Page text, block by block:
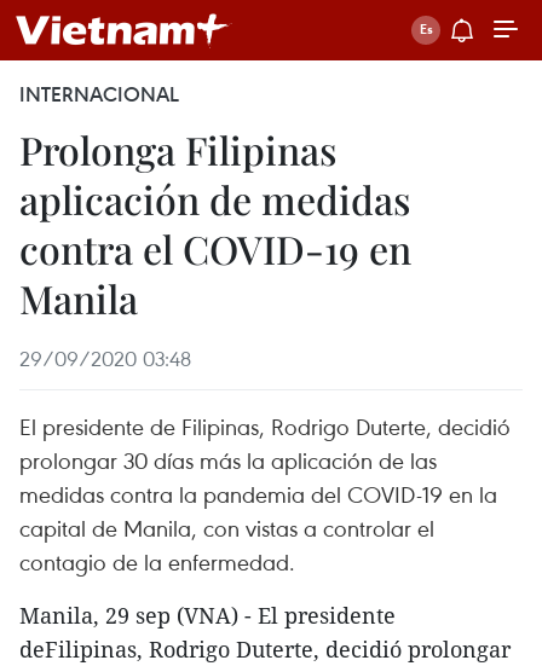
INTERNACIONAL
Prolonga Filipinas
aplicación de medidas
contra el COVID-19 en
Manila
29/09/2020 03:48
El presidente de Filipinas, Rodrigo Duterte, decidió
prolongar 30 días más la aplicación de las
medidas contra la pandemia del COVID-19 en la
capital de Manila, con vistas a controlar el
contagio de la enfermedad.
Manila, 29 sep (VNA) - El presidente
deFilipinas, Rodrigo Duterte, decidió prolongar